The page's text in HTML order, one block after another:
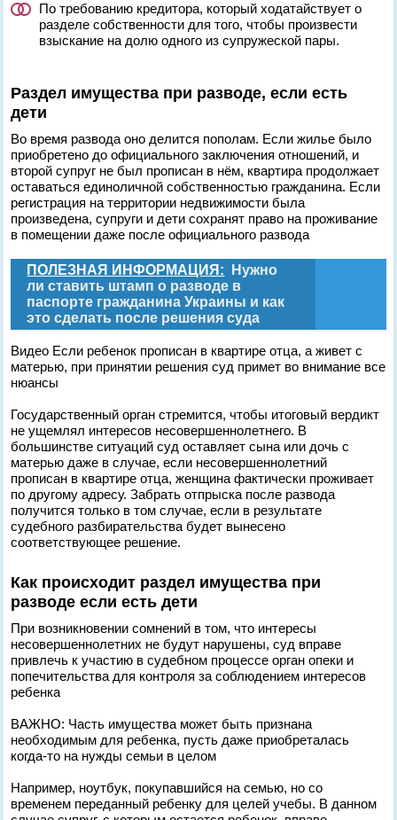
По требованию кредитора, который ходатайствует о
разделе собственности для того, чтобы произвести
взыскание на долю одного из супружеской пары.
Раздел имущества при разводе, если есть
дети
Во время развода оно делится пополам. Если жилье было
приобретено до официального заключения отношений, и
второй супруг не был прописан в нём, квартира продолжает
оставаться единоличной собственностью гражданина. Если
регистрация на территории недвижимости была
произведена, супруги и дети сохранят право на проживание
в помещении даже после официального развода
ПОЛЕЗНАЯ ИНФОРМАЦИЯ:
Нужно
ли ставить штамп о разводе в
паспорте гражданина Украины и как
это сделать после решения суда
Видео Если ребенок прописан в квартире отца, а живет с
матерью, при принятии решения суд примет во внимание все
нюансы
Государственный орган стремится, чтобы итоговый вердикт
не ущемлял интересов несовершеннолетнего. В
большинстве ситуаций суд оставляет сына или дочь с
матерью даже в случае, если несовершеннолетний
прописан в квартире отца, женщина фактически проживает
по другому адресу. Забрать отпрыска после развода
получится только в том случае, если в результате
судебного разбирательства будет вынесено
соответствующее решение.
Как происходит раздел имущества при
разводе если есть дети
При возникновении сомнений в том, что интересы
несовершеннолетних не будут нарушены, суд вправе
привлечь к участию в судебном процессе орган опеки и
попечительства для контроля за соблюдением интересов
ребенка
ВАЖНО: Часть имущества может быть признана
необходимым для ребенка, пусть даже приобреталась
когда-то на нужды семьи в целом
Например, ноутбук, покупавшийся на семью, но со
временем переданный ребенку для целей учебы. В данном